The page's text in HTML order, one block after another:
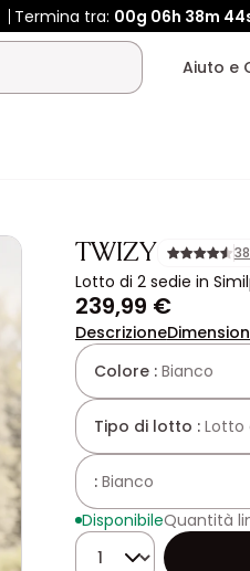
Termina tra: 00g 06h 38m
TWIZY
Lotto di 2 sedie in
239,99 €
Descrizione
Colore : Bianco
Tipo di lotto : Lotto
: Bianco
DisponibileQuantità
Quantità